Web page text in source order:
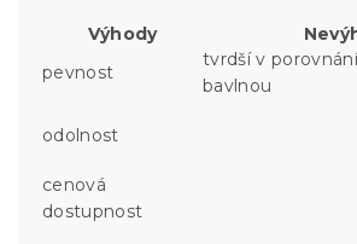
Výhody
pevnost
tvrdší v
bavlnou
odolnost
cenová
dostupnost